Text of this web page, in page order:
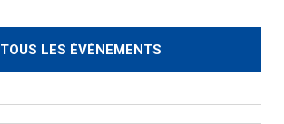
TOUS LES ÉVÈNEMENTS